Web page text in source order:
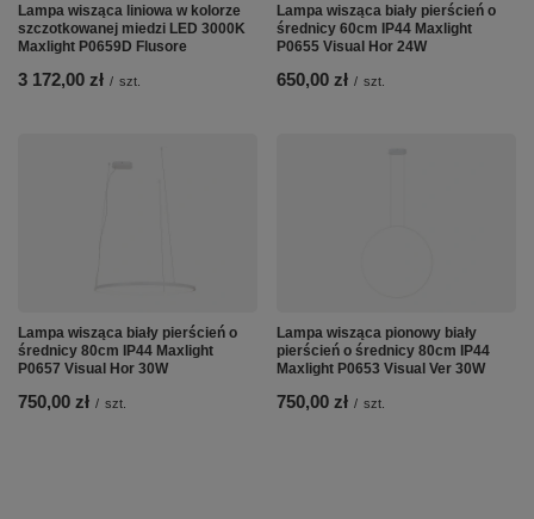
Lampa wisząca liniowa w kolorze
szczotkowanej miedzi LED 3000K
Maxlight P0659D Flusore
3 172,00 zł / szt.
Lampa wisząca biały pierścień o
średnicy 60cm IP44 Maxlight
P0655 Visual Hor 24W
650,00 zł / szt.
Lampa wisząca biały pierścień o
średnicy 80cm IP44 Maxlight
P0657 Visual Hor 30W
750,00 zł / szt.
Lampa wisząca pionowy biały
pierścień o średnicy 80cm IP44
Maxlight P0653 Visual Ver 30W
750,00 zł / szt.